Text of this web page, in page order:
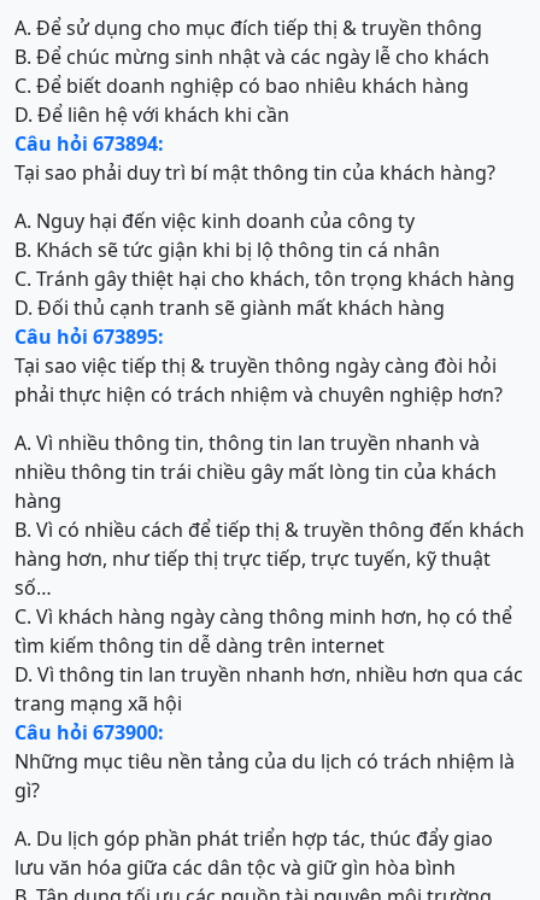
A. Để sử dụng cho mục đích tiếp thị & truyền thông
B. Để chúc mừng sinh nhật và các ngày lễ cho khách
C. Để biết doanh nghiệp có bao nhiêu khách hàng
D. Để liên hệ với khách khi cần
Câu hỏi 673894:
Tại sao phải duy trì bí mật thông tin của khách hàng?
A. Nguy hại đến việc kinh doanh của công ty
B. Khách sẽ tức giận khi bị lộ thông tin cá nhân
C. Tránh gây thiệt hại cho khách, tôn trọng khách hàng
D. Đối thủ cạnh tranh sẽ giành mất khách hàng
Câu hỏi 673895:
Tại sao việc tiếp thị & truyền thông ngày càng đòi hỏi
phải thực hiện có trách nhiệm và chuyên nghiệp hơn?
A. Vì nhiều thông tin, thông tin lan truyền nhanh và
nhiều thông tin trái chiều gây mất lòng tin của khách
hàng
B. Vì có nhiều cách để tiếp thị & truyền thông đến khách
hàng hơn, như tiếp thị trực tiếp, trực tuyến, kỹ thuật
số…
C. Vì khách hàng ngày càng thông minh hơn, họ có thể
tìm kiếm thông tin dễ dàng trên internet
D. Vì thông tin lan truyền nhanh hơn, nhiều hơn qua các
trang mạng xã hội
Câu hỏi 673900:
Những mục tiêu nền tảng của du lịch có trách nhiệm là
gì?
A. Du lịch góp phần phát triển hợp tác, thúc đẩy giao
lưu văn hóa giữa các dân tộc và giữ gìn hòa bình